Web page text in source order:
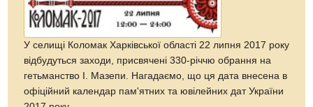
У селищі Коломак Харківської області 22 липня 2017 року
відбудуться заходи, присвячені 330-річчю обрання на
гетьманство І. Мазепи. Нагадаємо, що ця дата внесена в
офіційний календар пам'ятних та ювілейних дат України